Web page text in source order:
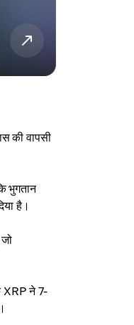
की वापसी
भुगतान
है।
XRP ने 7-